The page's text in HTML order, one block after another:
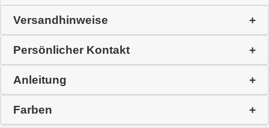
Versandhinweise
Persönlicher Kontakt
Anleitung
Farben